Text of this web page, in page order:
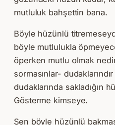
mutluluk bahşettin bana.
Böyle hüzünlü
böyle mutlulukla
öperken mutlu olmak
sormasınlar-
dudaklarında sakladığın
Gösterme kimseye.
Sen böyle hüzünlü